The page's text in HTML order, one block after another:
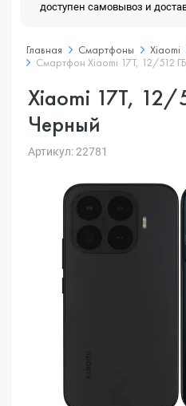
доступен самовывоз и
Главная Смартфоны Xiaomi
Смартфон Xiaomi 17T, 12/512
Xiaomi 17T, 12/
Черный
Артикул: 22781